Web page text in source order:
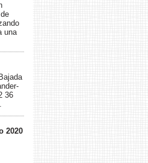
una
36
2020